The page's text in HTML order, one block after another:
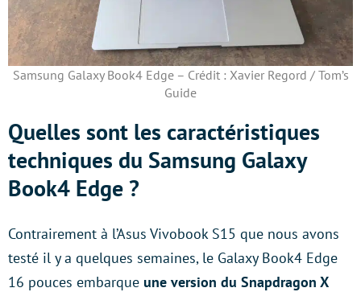
Samsung Galaxy Book4 Edge – Crédit : Xavier Regord / Tom’s
Guide
Quelles sont les caractéristiques
techniques du Samsung Galaxy
Book4 Edge ?
Contrairement à l’Asus Vivobook S15 que nous avons
testé il y a quelques semaines, le Galaxy Book4 Edge
16 pouces embarque une version du Snapdragon X